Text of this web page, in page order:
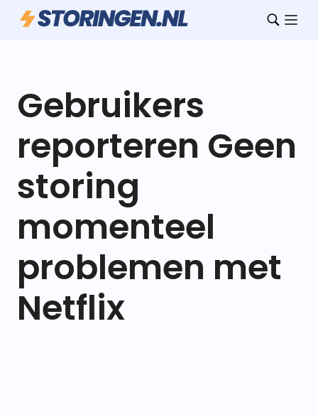
Gebruikers
reporteren Geen
storing
momenteel
problemen met
Netflix